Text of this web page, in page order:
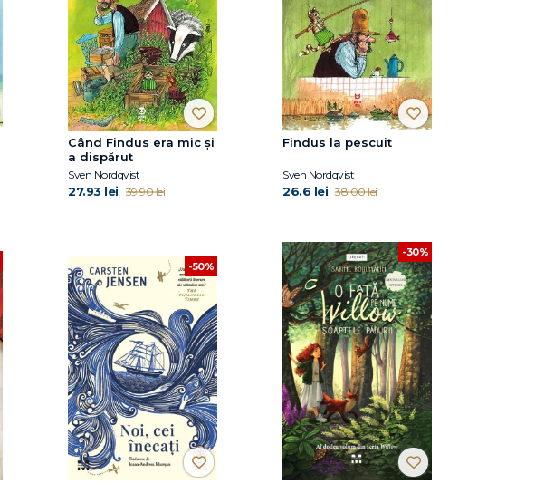
Când Findus era mic și
a dispărut
Sven Nordqvist
27.93 lei 39.90 lei
Findus la pescuit
Sven Nordqvist
26.6 lei 38.00 lei
-50%
-30%